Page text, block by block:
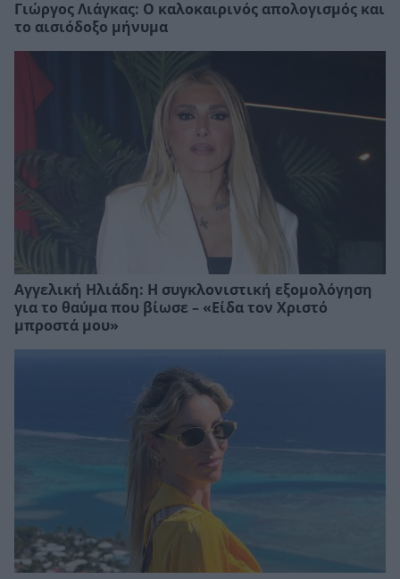
Γιώργος Λιάγκας: Ο καλοκαιρινός απολογισμός και
το αισιόδοξο μήνυμα
Αγγελική Ηλιάδη: Η συγκλονιστική εξομολόγηση
για το θαύμα που βίωσε – «Είδα τον Χριστό
μπροστά μου»